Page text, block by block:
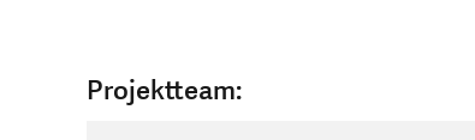
Projektteam: